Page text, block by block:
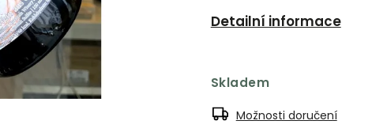
Detailní informace
Skladem
Možnosti doručení